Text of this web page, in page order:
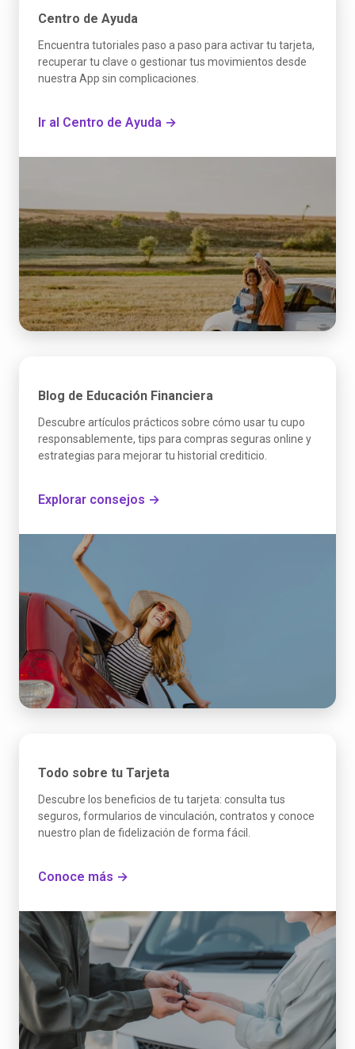
Centro de Ayuda
Encuentra tutoriales paso a paso para activar tu tarjeta,
recuperar tu clave o gestionar tus movimientos desde
nuestra App sin complicaciones.
Ir al Centro de Ayuda →
Blog de Educación Financiera
Descubre artículos prácticos sobre cómo usar tu cupo
responsablemente, tips para compras seguras online y
estrategias para mejorar tu historial crediticio.
Explorar consejos →
Todo sobre tu Tarjeta
Descubre los beneficios de tu tarjeta: consulta tus
seguros, formularios de vinculación, contratos y conoce
nuestro plan de fidelización de forma fácil.
Conoce más →